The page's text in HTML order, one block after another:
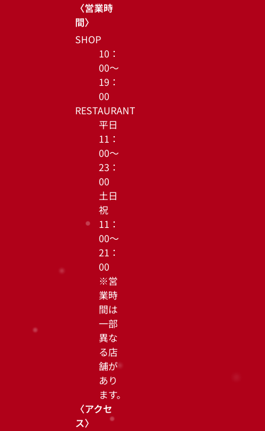
〈営業時
間〉
SHOP
10：
00～
19：
00
RESTAURANT
平日
11：
00～
23：
00
土日
祝
11：
00～
21：
00
※営
業時
間は
一部
異な
る店
舗が
あり
ます。
〈アクセ
ス〉